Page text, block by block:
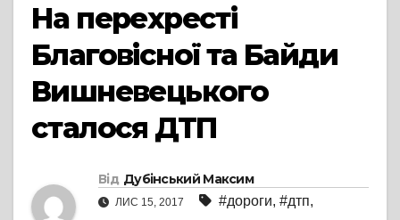
На перехресті
Благовісної та Байди
Вишневецького
сталося ДТП
Від Дубінський Максим
ЛИС 15, 2017 #дороги, #дтп,